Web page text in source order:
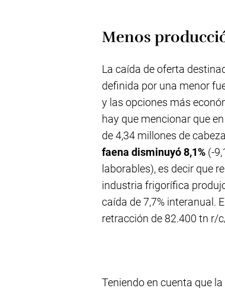
Menos
La caída de oferta
definida por una menor
y las opciones más
hay que mencionar que
de 4,34 millones de
faena disminuyó 8,1% (-
laborables), es decir que
industria frigorífica
caída de 7,7% interanual.
retracción de 82.400 tn r/
Teniendo en cuenta que